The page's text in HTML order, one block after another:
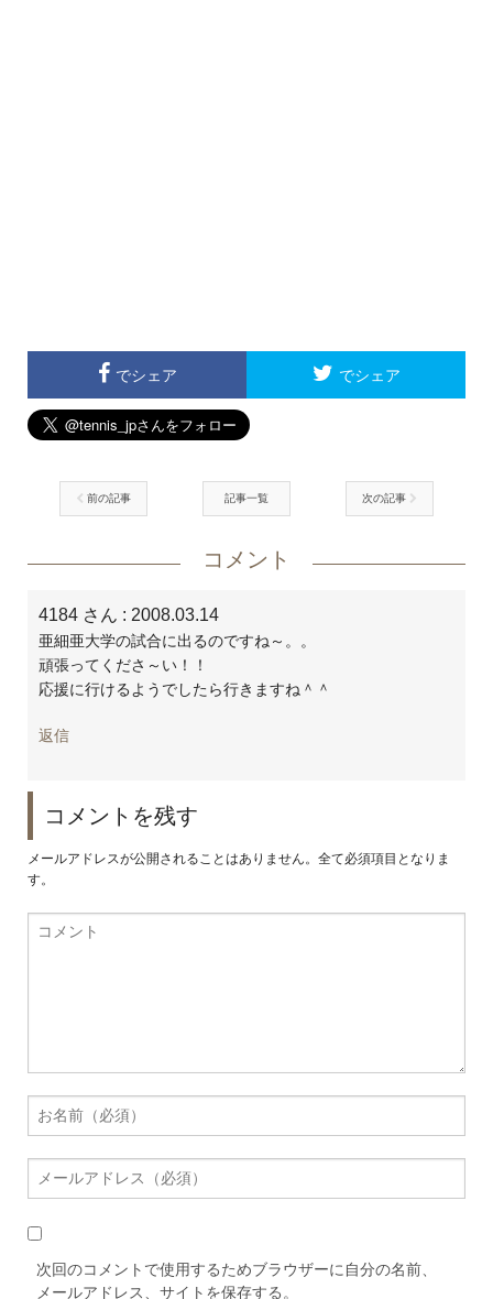
でシェア でシェア
前の記事 記事一覧 次の記事
コメント
4184 さん : 2008.03.14
亜細亜大学の試合に出るのですね～。。
頑張ってくださ～い！！
応援に行けるようでしたら行きますね＾＾
返信
コメントを残す
メールアドレスが公開されることはありません。全て必須項目となりま
す。
次回のコメントで使用するためブラウザーに自分の名前、
メールアドレス、サイトを保存する。